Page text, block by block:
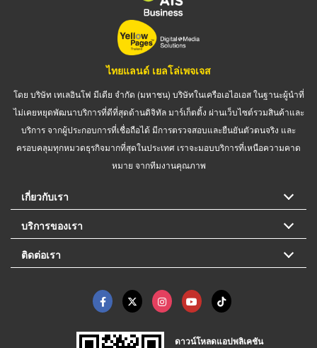
ไทยแลนด์ เยลโล่เพจเจส
โดย บริษัท เทเลอินโฟ มีเดีย จำกัด (มหาชน) บริษัทในเครือเอไอเอส ในฐานะผู้นำที่
ไม่เคยหยุดพัฒนาบริการที่ดีที่สุดด้านดิจิทัล มาร์เก็ตติ้ง ผ่านเว็บไซต์รวมสินค้าและ
บริการ จากผู้ประกอบการที่เชื่อถือได้ มีการตรวจสอบและยืนยันตัวตนจริง และ
ครอบคลุมทุกหมวดธุรกิจมากที่สุดในประเทศ เราจะมอบบริการที่เหนือความคาด
หมาย จากทีมงานคุณภาพ
เกี่ยวกับเรา
บริการของเรา
ติดต่อเรา
ดาวน์โหลดแอปพลิเคชัน